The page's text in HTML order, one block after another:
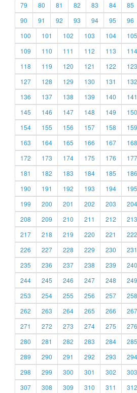
79
80 81 82 83 84 85
90
91 92 93 94 95 96
100
101 102 103 104 105
109
110 111 112 113 114
118
119 120 121 122 123
127
128 129 130 131 132
136
137 138 139 140 141
145
146 147 148 149 150
154
155 156 157 158 159
163
164 165 166 167 168
172
173 174 175 176 177
181
182 183 184 185 186
190
191 192 193 194 195
199
200 201 202 203 204
208
209 210 211 212 213
217
218 219 220 221 222
226
227 228 229 230 231
235
236 237 238 239 240
244
245 246 247 248 249
253
254 255 256 257 258
262
263 264 265 266 267
271
272 273 274 275 276
280
281 282 283 284 285
289
290 291 292 293 294
298
299 300 301 302 303
307
308 309 310 311 312